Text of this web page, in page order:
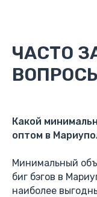
ЧАСТО
Какой
оптом в
Минимальный
биг бэгов в
наиболее